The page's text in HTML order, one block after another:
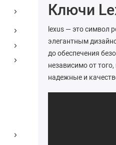
Ключи
lexus — это символ
элегантным
до обеспечения
независимо от
надежные и